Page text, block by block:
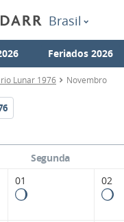
Brasil
Feriados 2026
Lunar 1976 Novembro
Segunda
01 02